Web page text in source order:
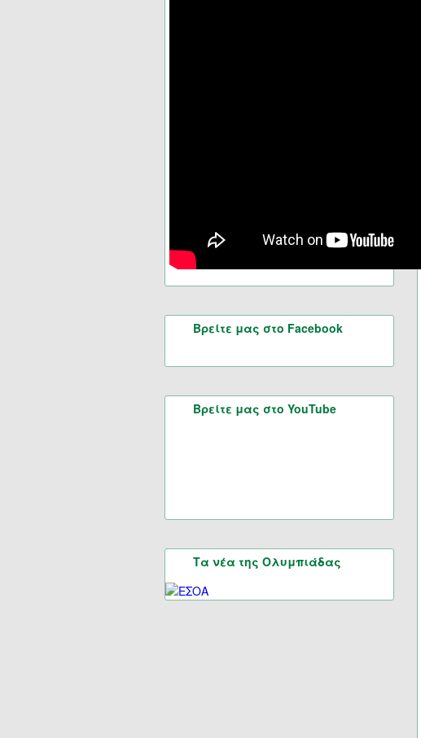
Βρείτε μας στο Facebook
Βρείτε μας στο YouTube
Τα νέα της Ολυμπιάδας